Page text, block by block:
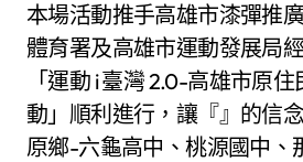
本場活動推手高雄市漆彈推
體育署及高雄市運動發展局
「運動 i 臺灣 2.0-高雄市原
動」順利進行，讓『』的信
原鄉-六龜高中、桃源國中、